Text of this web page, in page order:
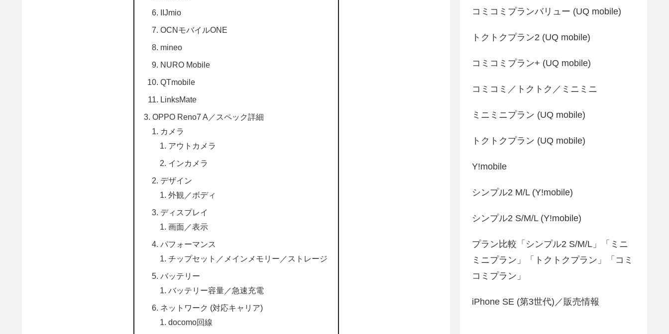
IIJmio
OCNモバイルONE
mineo
NURO Mobile
QTmobile
LinksMate
OPPO Reno7 A／スペック詳細
カメラ
アウトカメラ
インカメラ
デザイン
外観／ボディ
ディスプレイ
画面／表示
パフォーマンス
チップセット／メインメモリー／ストレージ
バッテリー
バッテリー容量／急速充電
ネットワーク (対応キャリア)
docomo回線
コミコミプランバリュー (UQ mobile)
トクトクプラン2 (UQ mobile)
コミコミプラン+ (UQ mobile)
コミコミ／トクトク／ミニミニ
ミニミニプラン (UQ mobile)
トクトクプラン (UQ mobile)
Y!mobile
シンプル2 M/L (Y!mobile)
シンプル2 S/M/L (Y!mobile)
プラン比較「シンプル2 S/M/L」「ミニ
ミニプラン」「トクトクプラン」「コミ
コミプラン」
iPhone SE (第3世代)／販売情報